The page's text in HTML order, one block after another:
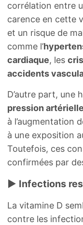
corrélation entre
carence en cette
et un risque de
comme l’
cardiaque, les
accidents
D’autre part, une
pression artérielle
à l’augmentation
à une exposition
Toutefois, ces
confirmées par
► Infections
La vitamine D
contre les